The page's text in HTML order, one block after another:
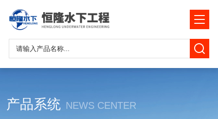
产品系统 NEWS CENTER